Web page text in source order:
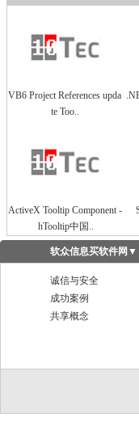
VB6 Project References upda
te Too..
ActiveX Tooltip Component -
hTooltip中国..
软众信息买软件网 ▼
诚信与安全
成功案例
共享概念